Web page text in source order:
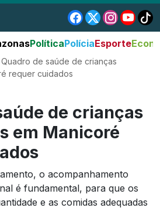
PolíticaPolíciaEsporte
Quadro de saúde de crianças
requer cuidados
de crianças
em Manicoré
o acompanhamento
é fundamental, para que os
e as comidas adequadas